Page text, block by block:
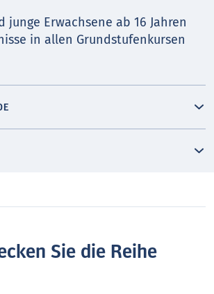
junge Erwachsene ab 16 Jahren
in allen Grundstufenkursen
Sie die Reihe